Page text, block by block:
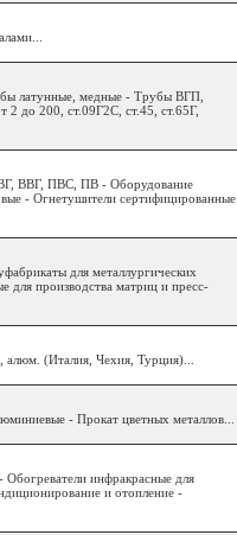
латунные, медные - Трубы ВГП,
2 до 200, ст.09Г2С, ст.45, ст.65Г,
ВВГ, ПВС, ПВ - Оборудование
- Огнетушители сертифицированные
для металлургических
производства матриц и пресс-
(Италия, Чехия, Турция)...
- Прокат цветных металлов...
Обогреватели инфракрасные для
и отопление -